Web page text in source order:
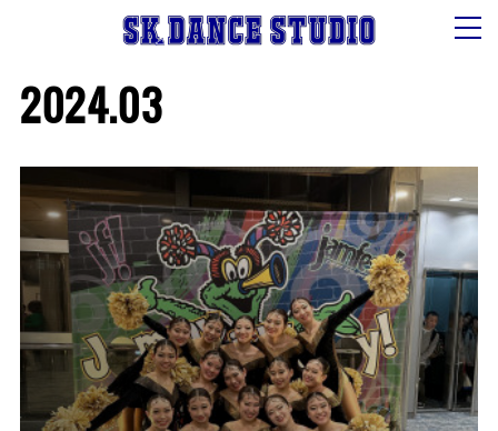
2024.03